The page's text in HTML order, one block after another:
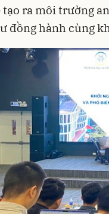
ra môi trường
đồng hành cùng